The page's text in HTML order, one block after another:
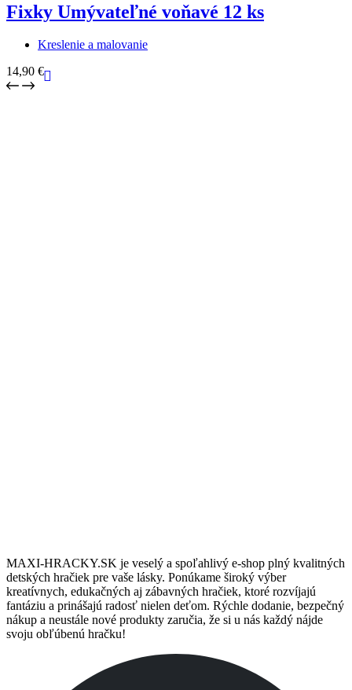
Fixky Umývateľné voňavé 12 ks
Kreslenie a malovanie
14,90 €
MAXI-HRACKY.SK je veselý a spoľahlivý e-shop plný kvalitných
detských hračiek pre vaše lásky. Ponúkame široký výber
kreatívnych, edukačných aj zábavných hračiek, ktoré rozvíjajú
fantáziu a prinášajú radosť nielen deťom. Rýchle dodanie, bezpečný
nákup a neustále nové produkty zaručia, že si u nás každý nájde
svoju obľúbenú hračku!